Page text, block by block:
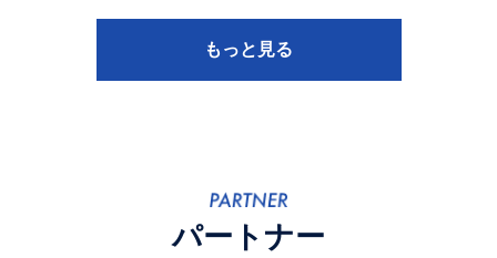
もっと見る
パートナー